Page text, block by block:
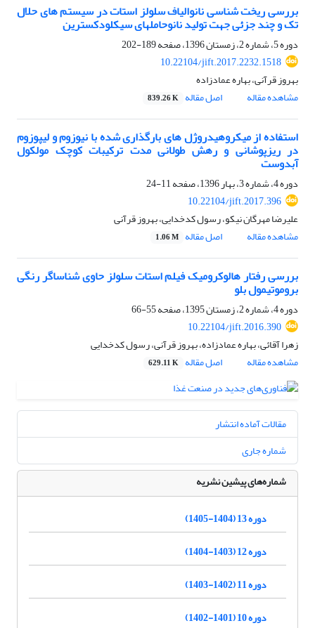
بررسی ریخت شناسی نانوالیاف سلولز استات در سیستم های حلال
تک و چند جزئی جهت تولید نانوحاملهای سیکلودکسترین
دوره 5، شماره 2، زمستان 1396، صفحه
189-202
10.22104/jift.2017.2232.1518
بهروز قرآنی، بهاره عمادزاده
مشاهده مقاله
اصل مقاله 839.26 K
استفاده از میکروهیدروژل های بارگذارى شده با نیوزوم و لیپوزوم
در ریزپوشانی و رهش طولانی مدت ترکیبات کوچک مولکول
آبدوست
دوره 4، شماره 3، بهار 1396، صفحه
11-24
10.22104/jift.2017.396
علیرضا مهرگان نیکو، رسول کدخدایی، بهروز قرآنی
مشاهده مقاله
اصل مقاله 1.06 M
بررسی رفتار هالوکرومیک فیلم استات سلولز حاوی شناساگر رنگی
بروموتیمول بلو
دوره 4، شماره 2، زمستان 1395، صفحه
55-66
10.22104/jift.2016.390
زهرا آقائی، بهاره عمادزاده، بهروز قرآنی، رسول کدخدایی
مشاهده مقاله
اصل مقاله 629.11 K
مقالات آماده انتشار
شماره جاری
شماره‌های پیشین نشریه
دوره 13 (1404-1405)
دوره 12 (1403-1404)
دوره 11 (1402-1403)
دوره 10 (1401-1402)